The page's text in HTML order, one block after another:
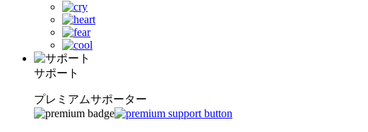
サポート
プレミアムサポーター